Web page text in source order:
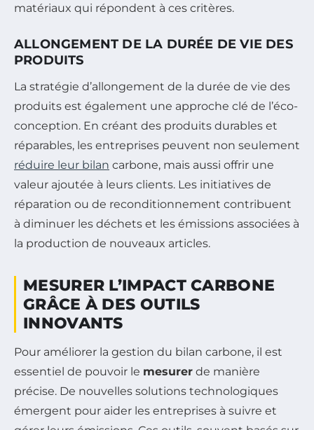
matériaux qui répondent à ces critères.
ALLONGEMENT DE LA DURÉE DE VIE DES
PRODUITS
La stratégie d’allongement de la durée de vie des
produits est également une approche clé de l’éco-
conception. En créant des produits durables et
réparables, les entreprises peuvent non seulement
réduire leur bilan carbone, mais aussi offrir une
valeur ajoutée à leurs clients. Les initiatives de
réparation ou de reconditionnement contribuent
à diminuer les déchets et les émissions associées à
la production de nouveaux articles.
MESURER L’IMPACT CARBONE
GRÂCE À DES OUTILS
INNOVANTS
Pour améliorer la gestion du bilan carbone, il est
essentiel de pouvoir le mesurer de manière
précise. De nouvelles solutions technologiques
émergent pour aider les entreprises à suivre et